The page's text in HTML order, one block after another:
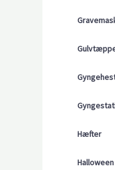
Hæfter
Halloween